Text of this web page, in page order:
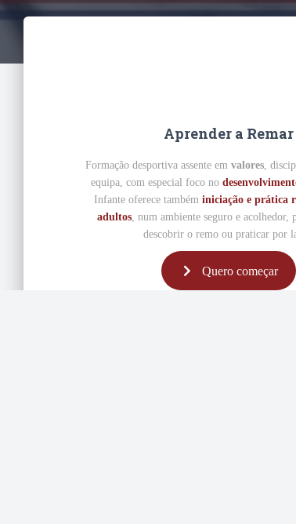
Aprender a Remar
Formação desportiva assente em valores,
equipa, com especial foco no
Infante oferece também iniciação e prática
adultos, num ambiente seguro e acolhedor,
descobrir o remo ou praticar por
Quero começar